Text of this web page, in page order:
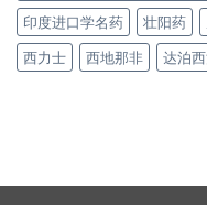
印度进口学名药
壮阳药
西力士
西地那非 达泊